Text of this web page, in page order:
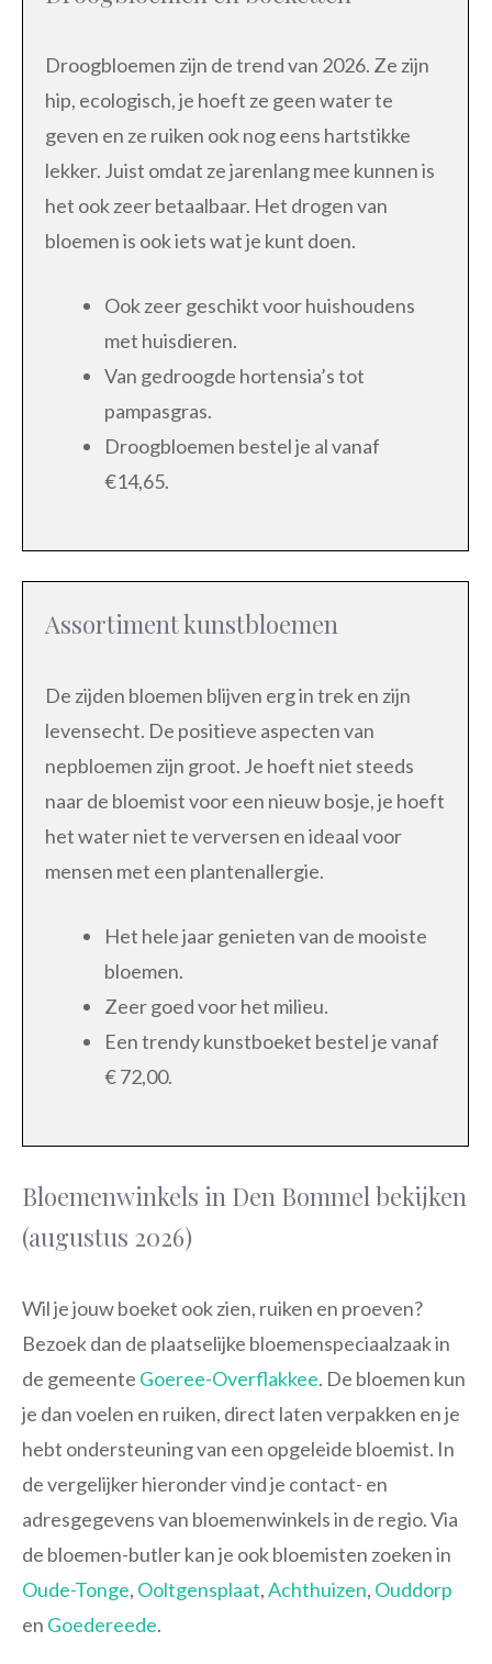
Droogbloemen zijn de trend van 2026. Ze zijn
hip, ecologisch, je hoeft ze geen water te
geven en ze ruiken ook nog eens hartstikke
lekker. Juist omdat ze jarenlang mee kunnen is
het ook zeer betaalbaar. Het drogen van
bloemen is ook iets wat je kunt doen.
Ook zeer geschikt voor huishoudens
met huisdieren.
Van gedroogde hortensia’s tot
pampasgras.
Droogbloemen bestel je al vanaf
€14,65.
Assortiment kunstbloemen
De zijden bloemen blijven erg in trek en zijn
levensecht. De positieve aspecten van
nepbloemen zijn groot. Je hoeft niet steeds
naar de bloemist voor een nieuw bosje, je hoeft
het water niet te verversen en ideaal voor
mensen met een plantenallergie.
Het hele jaar genieten van de mooiste
bloemen.
Zeer goed voor het milieu.
Een trendy kunstboeket bestel je vanaf
€ 72,00.
Bloemenwinkels in Den Bommel bekijken
(augustus 2026)
Wil je jouw boeket ook zien, ruiken en proeven?
Bezoek dan de plaatselijke bloemenspeciaalzaak in
de gemeente Goeree-Overflakkee. De bloemen kun
je dan voelen en ruiken, direct laten verpakken en je
hebt ondersteuning van een opgeleide bloemist. In
de vergelijker hieronder vind je contact- en
adresgegevens van bloemenwinkels in de regio. Via
de bloemen-butler kan je ook bloemisten zoeken in
Oude-Tonge, Ooltgensplaat,Achthuizen, Ouddorp
en Goedereede.